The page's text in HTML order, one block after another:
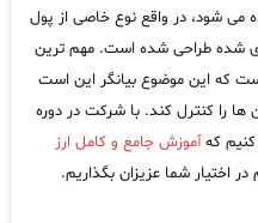
می شود، در واقع نوع خاصی از پول
شده طراحی شده است. مهم ترین
است که این موضوع بیانگر این است
ها را کنترل کند. با شرکت در دوره
کنیم کهآموزش جامع و کامل ارز
اختیار شما عزیزان بگذاریم.